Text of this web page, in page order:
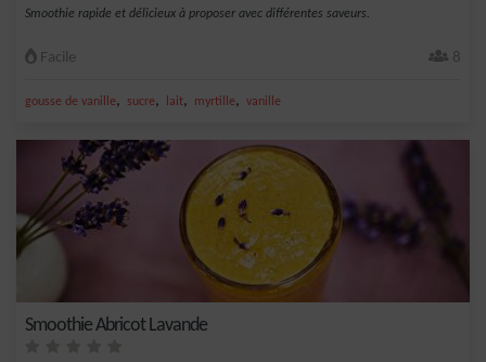
Smoothie rapide et délicieux à proposer avec différentes saveurs.
Facile 8
gousse de vanille, sucre, lait, myrtille, vanille
Smoothie Abricot Lavande